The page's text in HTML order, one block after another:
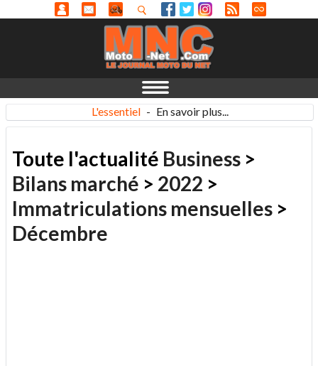
L'essentiel - En savoir plus...
Toute l'actualité Business >
Bilans marché > 2022 >
Immatriculations mensuelles >
Décembre